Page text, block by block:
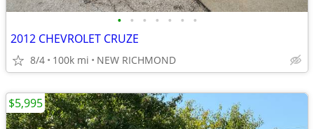
• • • • • • •
2012 CHEVROLET CRUZE
8/4 100k mi NEW RICHMOND
$5,995